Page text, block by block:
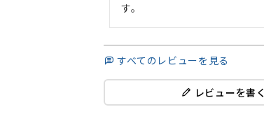
す。
すべてのレビューを見る
レビューを書く